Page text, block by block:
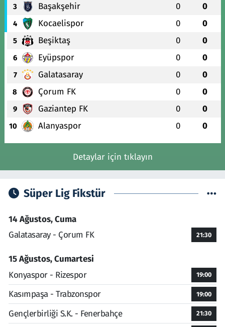
3 Başakşehir 0 0
4 Kocaelispor 0 0
5 Beşiktaş 0 0
6 Eyüpspor 0 0
7 Galatasaray 0 0
8 Çorum FK 0 0
9 Gaziantep FK 0 0
10 Alanyaspor 0 0
Detaylar için tıklayın
Süper Lig Fikstür
14 Ağustos, Cuma
Galatasaray - Çorum FK
21:30
15 Ağustos, Cumartesi
Konyaspor - Rizespor
19:00
Kasımpaşa - Trabzonspor 19:00
Gençlerbirliği S.K. - Fenerbahçe 21:30